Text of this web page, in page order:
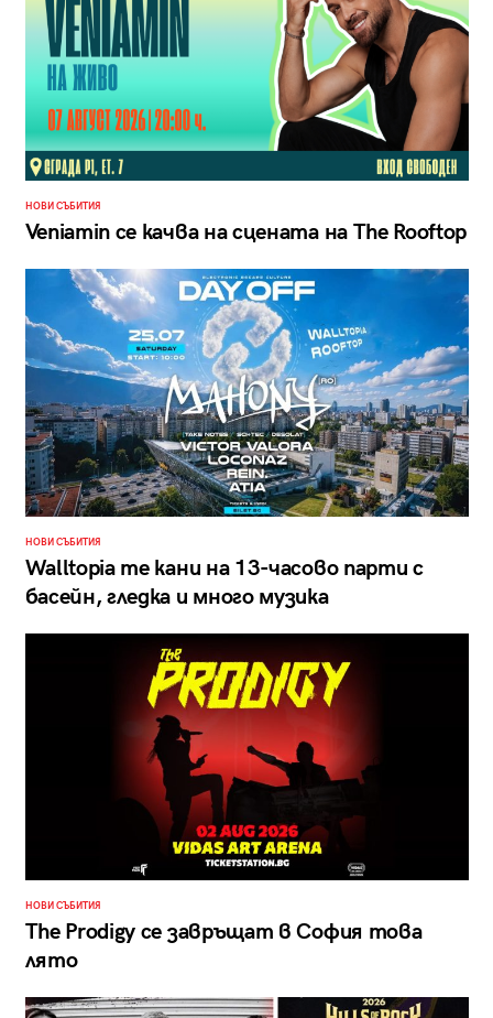
НОВИ СЪБИТИЯ
Veniamin се качва на сцената на The Rooftop
НОВИ СЪБИТИЯ
Walltopia те кани на 13-часово парти с
басейн, гледка и много музика
НОВИ СЪБИТИЯ
The Prodigy се завръщат в София това
лято